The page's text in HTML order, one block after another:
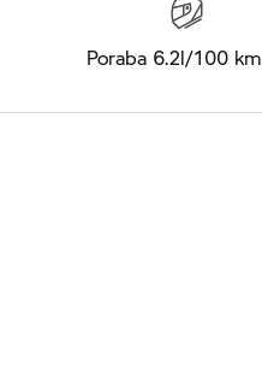
Poraba 6.2l/100 km